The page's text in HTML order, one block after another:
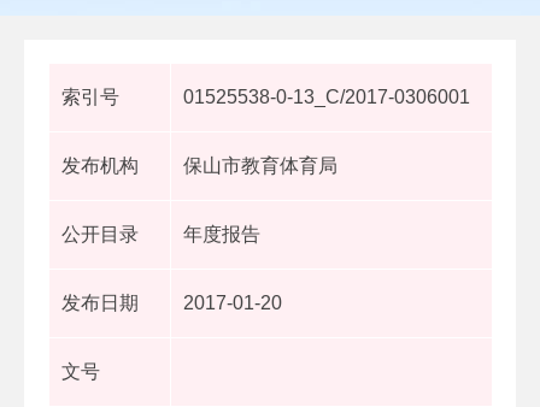
索引号 01525538-0-13_C/2017-0306001
发布机构 保山市教育体育局
公开目录 年度报告
发布日期 2017-01-20
文号